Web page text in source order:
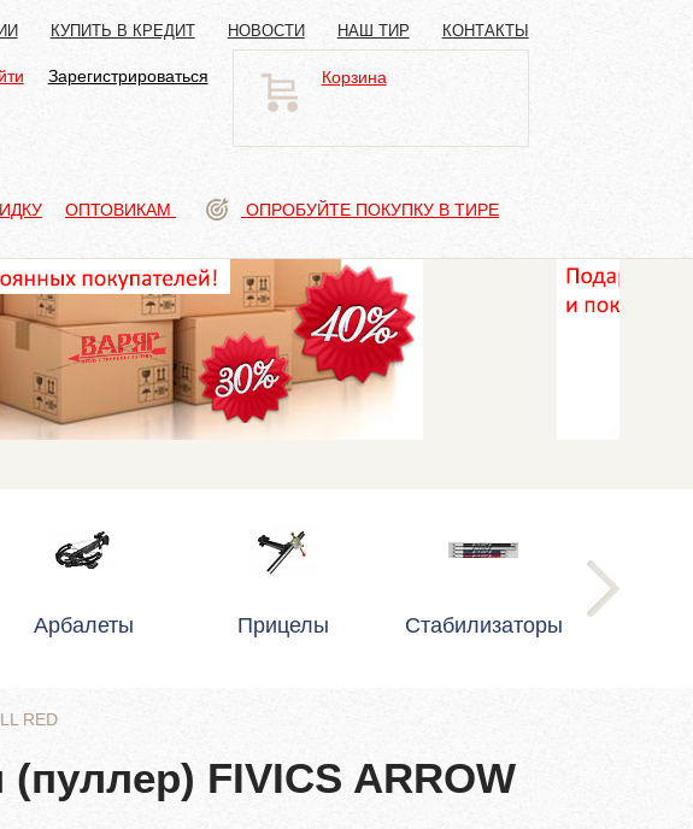
КУПИТЬ В КРЕДИТ НОВОСТИ НАШ ТИР КОНТАКТЫ
Зарегистрироваться Корзина
ОПТОВИКАМ ОПРОБУЙТЕ ПОКУПКУ В ТИРЕ
Арбалеты Прицелы Стабилизаторы
RED
FIVICS ARROW